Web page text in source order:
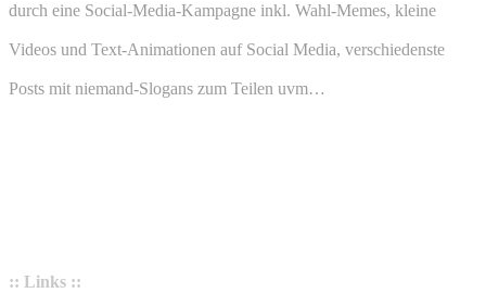
durch eine Social-Media-Kampagne inkl. Wahl-Memes, kleine
Videos und Text-Animationen auf Social Media, verschiedenste
Posts mit niemand-Slogans zum Teilen uvm…
:: Links ::